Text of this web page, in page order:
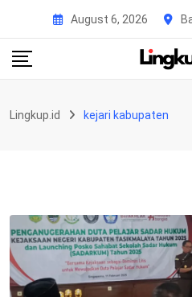
content
August 6, 2026
Lingkup.id kejari kabupaten